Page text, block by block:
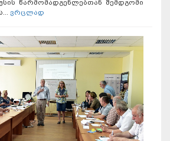
წარმომადგენლებთან შემდგომი
ვრცლად